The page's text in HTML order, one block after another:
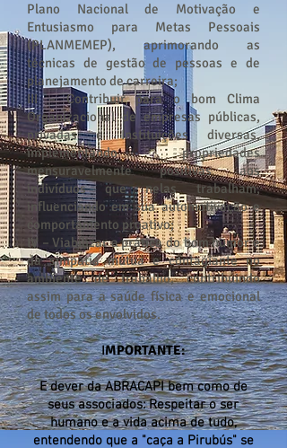
Plano Nacional de Motivação e
Entusiasmo para Metas Pessoais
(PLANMEMEP), aprimorando as
técnicas de gestão de pessoas e de
planejamento de carreira;
III – Contribuir para o bom Clima
Organizacional de empresas públicas,
privadas e Instituições diversas,
implementando propriedades
mensuravelmente positivas aos
indivíduos que nelas trabalham,
influenciando em sua automotivação e
comportamento proativo;
IV – Viabilizar a prática do bom humor e
da simpatia mútua e contagiante no
ambiente de trabalho, contribuindo
assim para a saúde física e emocional
de todos os envolvidos.
IMPORTANTE:
E dever da ABRACAPI bem como de
seus associados: Respeitar o ser
humano e a vida acima de tudo,
entendendo que a "caça a Pirubús" se